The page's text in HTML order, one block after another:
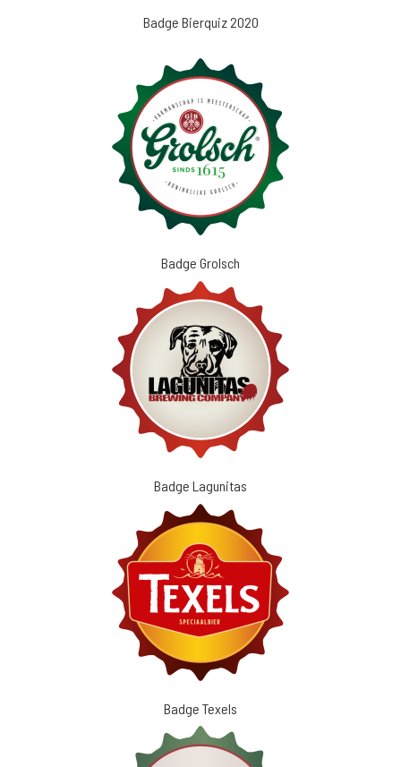
Badge Bierquiz 2020
Badge Grolsch
Badge Lagunitas
Badge Texels